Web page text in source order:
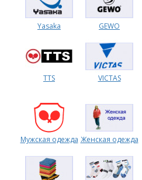
Yasaka GEWO
TTS VICTAS
Мужская одежда Женская одежда